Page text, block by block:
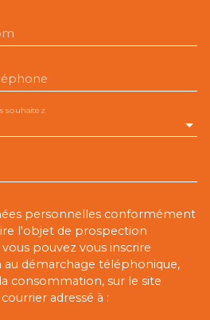
souhaitez
personnelles conformément
l'objet de prospection
pouvez vous inscrire
démarchage téléphonique,
consommation, sur le site
adressé à :